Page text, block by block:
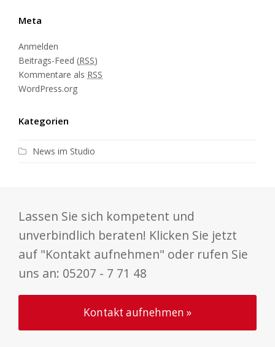
Meta
Anmelden
Beitrags-Feed (RSS)
Kommentare als RSS
WordPress.org
Kategorien
News im Studio
Lassen Sie sich kompetent und
unverbindlich beraten! Klicken Sie jetzt
auf "Kontakt aufnehmen" oder rufen Sie
uns an: 05207 - 7 71 48
Kontakt aufnehmen »